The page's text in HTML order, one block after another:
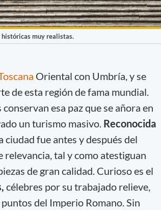
históricas muy realistas.
Oriental con Umbría, y se
de esta región de fama mundial.
esa paz que se añora en
un turismo masivo. Reconocida
ciudad fue antes y después del
tal y como atestiguan
de gran calidad. Curioso es el
célebres por su trabajado relieve,
del Imperio Romano. Sin